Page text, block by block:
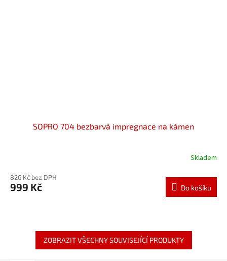
SOPRO 704 bezbarvá impregnace na kámen
Skladem
826 Kč bez DPH
999 Kč Do košíku
ZOBRAZIT VŠECHNY SOUVISEJÍCÍ PRODUKTY